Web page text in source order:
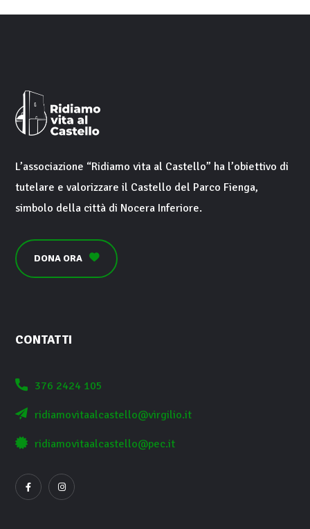
L’associazione “Ridiamo vita al Castello” ha l’obiettivo di
tutelare e valorizzare il Castello del Parco Fienga,
simbolo della città di Nocera Inferiore.
DONA ORA
CONTATTI
376 2424 105
ridiamovitaalcastello@virgilio.it
ridiamovitaalcastello@pec.it